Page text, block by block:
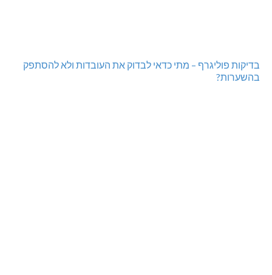
בדיקות פוליגרף – מתי כדאי לבדוק את העובדות ולא להסתפק
בהשערות?